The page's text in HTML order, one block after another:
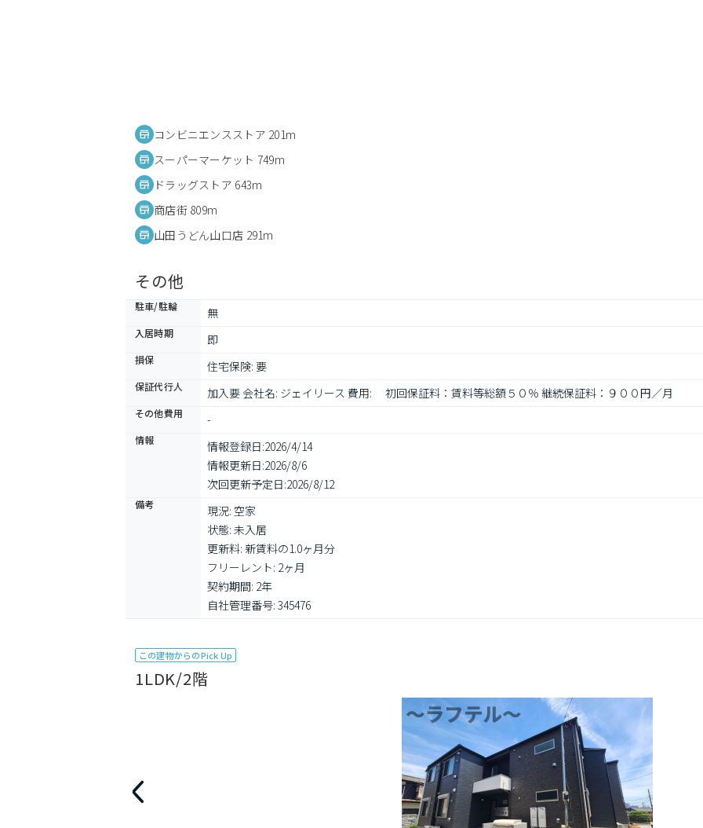
コンビニエンスストア 201m
スーパーマーケット 749m
ドラッグストア 643m
商店街 809m
山田うどん山口店 291m
その他
駐車/駐輪 無
入居時期 即
損保 住宅保険: 要
保証代行人 加入要 会社名: ジェイリース 費用: 　初回保証料：賃料等総額５０％ 継続保証料：９００円／月
その他費用 -
情報 情報登録日:2026/4/14
情報更新日:2026/8/6
次回更新予定日:2026/8/12
備考
現況: 空家
状態: 未入居
更新料: 新賃料の1.0ヶ月分
フリーレント: 2ヶ月
契約期間: 2年
自社管理番号: 345476
この建物からのPick Up
1LDK/2階